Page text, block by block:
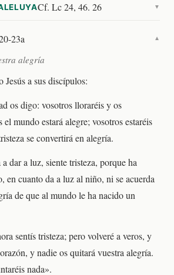
Cf. Lc 24, 46. 26 ▼
23a ▼
alegría
a sus discípulos:
os digo: vosotros lloraréis y os
el mundo estará alegre; vosotros estaréis
se convertirá en alegría.
dar a luz, siente tristeza, porque ha
en cuanto da a luz al niño, ni se acuerda
de que al mundo le ha nacido un
sentís tristeza; pero volveré a veros, y
y nadie os quitará vuestra alegría.
nada».